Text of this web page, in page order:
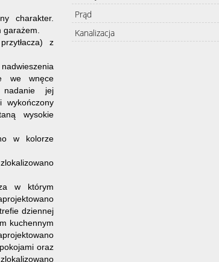
charakter.
z
we wnęce
nadanie jej
wykończony
wysokie
w kolorze
w którym
dziennej
kuchennym
oraz
Prąd
Kanalizacja